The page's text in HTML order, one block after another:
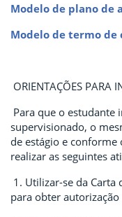
Modelo de plano de
Modelo de termo de
ORIENTAÇÕES PARA
Para que o estudante
supervisionado, o
de estágio e
realizar as seguintes
1. Utilizar-se da Carta
para obter